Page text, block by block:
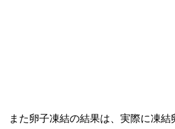
また卵子凍結の結果は、実際に凍結